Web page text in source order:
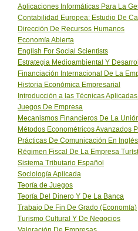
Aplicaciones Informáticas Para La
Contabilidad Europea: Estudio De
Dirección De Recursos Humanos
Economía Abierta
English For Social Scientists
Estrategia Medioambiental Y
Financiación Internacional De La
Historia Económica Empresarial
Introducción a las Técnicas
Juegos De Empresa
Mecanismos Financieros De La
Métodos Econométricos Avanzados
Prácticas De Comunicación En Inglés
Régimen Fiscal De La Empresa
Sistema Tributario Español
Sociología Aplicada
Teoría de Juegos
Teoría Del Dinero Y De La Banca
Trabajo De Fin De Grado (Economía)
Turismo Cultural Y De Negocios